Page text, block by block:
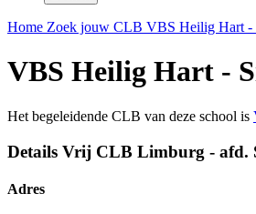
Home Zoek jouw CLB VBS Heilig Hart -
VBS Heilig Hart -
Het begeleidende CLB van deze school is
Details Vrij CLB Limburg - afd.
Adres